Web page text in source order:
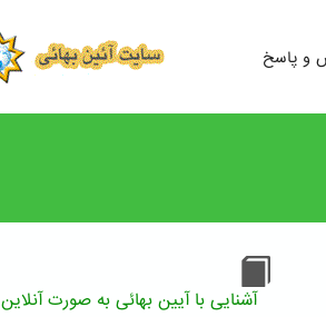
و پاسخ
آشنایی با آیین بهائی به صورت آنلاین